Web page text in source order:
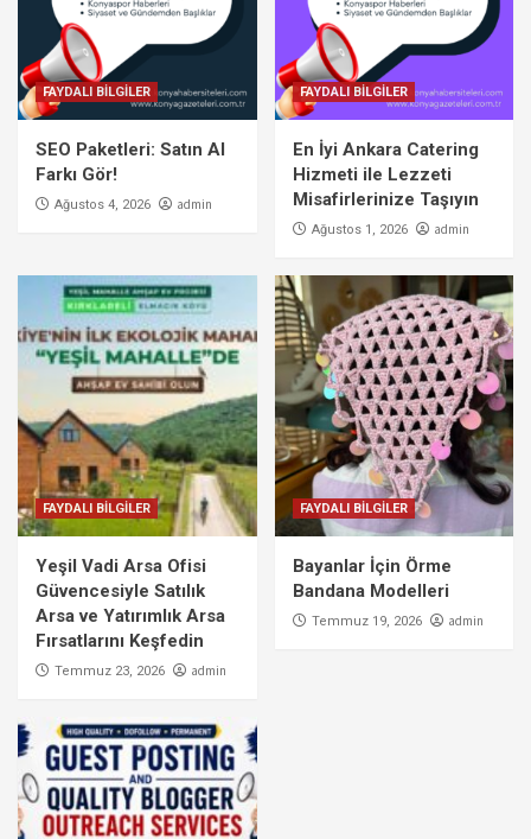
FAYDALI BİLGİLER
SEO Paketleri: Satın Al
Farkı Gör!
Ağustos 4, 2026 admin
FAYDALI BİLGİLER
En İyi Ankara Catering
Hizmeti ile Lezzeti
Misafirlerinize Taşıyın
Ağustos 1, 2026 admin
FAYDALI BİLGİLER
Yeşil Vadi Arsa Ofisi
Güvencesiyle Satılık
Arsa ve Yatırımlık Arsa
Fırsatlarını Keşfedin
Temmuz 23, 2026 admin
FAYDALI BİLGİLER
Bayanlar İçin Örme
Bandana Modelleri
Temmuz 19, 2026 admin